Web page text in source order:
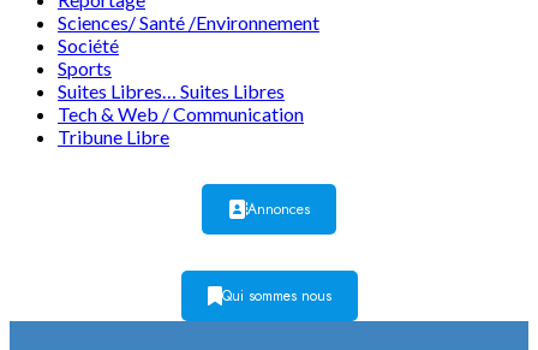
Sciences/ Santé /Environnement
Société
Sports
Suites Libres… Suites Libres
Tech & Web / Communication
Tribune Libre
Annonces
Qui sommes nous